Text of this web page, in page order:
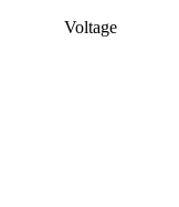
Voltage